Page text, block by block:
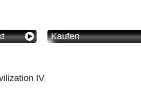
Kaufen
IV